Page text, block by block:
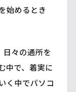
始めるとき
日々の通所を
中で、着実に
く中でパソコ